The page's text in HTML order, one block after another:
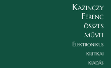
Kazinczy
Ferenc
összes
művei
Elektronikus
kritikai
kiadás